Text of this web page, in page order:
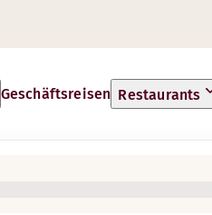
Geschäftsreisen Restaurants